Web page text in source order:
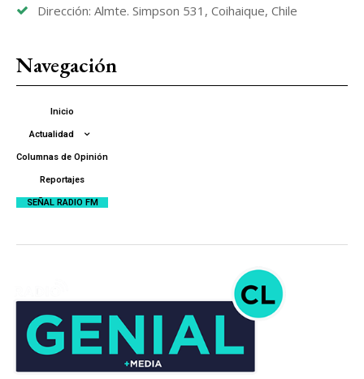
Dirección: Almte. Simpson 531, Coihaique, Chile
Navegación
Inicio
Actualidad
Columnas de Opinión
Reportajes
SEÑAL RADIO FM